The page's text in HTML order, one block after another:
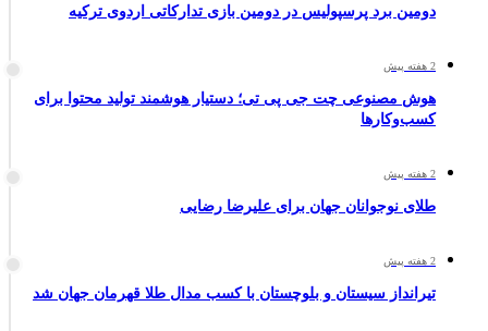
دومین برد پرسپولیس در دومین بازی تدارکاتی اردوی ترکیه
2 هفته پیش
هوش مصنوعی چت جی پی تی؛ دستیار هوشمند تولید محتوا برای
کسب‌وکارها
2 هفته پیش
طلای نوجوانان جهان برای علیرضا رضایی
2 هفته پیش
تیرانداز سیستان و بلوچستان با کسب مدال طلا قهرمان جهان شد